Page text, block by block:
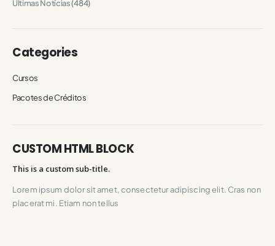
Últimas Notícias(484)
Categories
Cursos
Pacotes de Créditos
CUSTOM HTML BLOCK
This is a custom sub-title.
Lorem ipsum dolor sit amet, consectetur adipiscing elit. Cras non
placerat mi. Etiam non tellus